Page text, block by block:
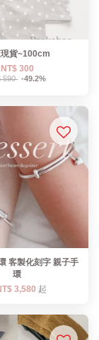
貨~100cm
NT$ 300
590 -49.2%
客製化刻字 親子手
環
3,580 起